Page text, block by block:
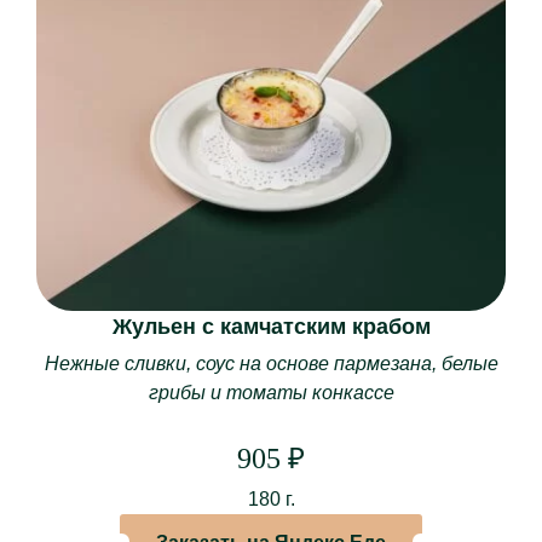
Система лояльности
Отзывы
Контакты
МЕНЮ
Основное меню
Кейтеринг
Кулинария
Торты на заказ
Свадьбы
Жульен с камчатским крабом
Нежные сливки, соус на основе пармезана, белые
грибы и томаты конкассе
905 ₽
180 г.